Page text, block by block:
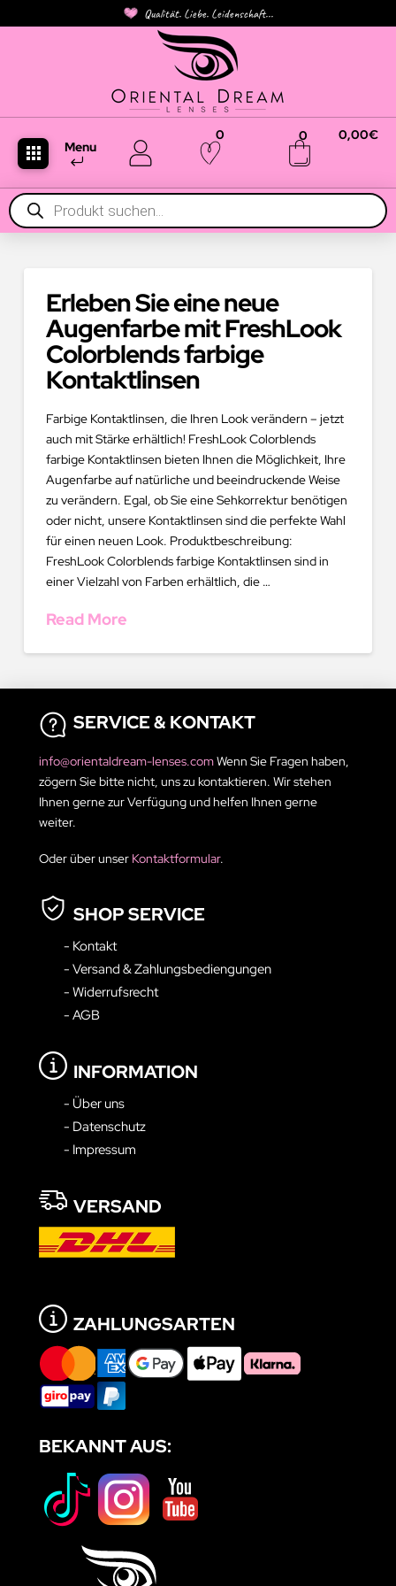
Qualität. Liebe. Leidenschaft...
Menu
0 0 0,00€
Products
search
Erleben Sie eine neue
Augenfarbe mit FreshLook
Colorblends farbige
Kontaktlinsen
Farbige Kontaktlinsen, die Ihren Look verändern – jetzt
auch mit Stärke erhältlich! FreshLook Colorblends
farbige Kontaktlinsen bieten Ihnen die Möglichkeit, Ihre
Augenfarbe auf natürliche und beeindruckende Weise
zu verändern. Egal, ob Sie eine Sehkorrektur benötigen
oder nicht, unsere Kontaktlinsen sind die perfekte Wahl
für einen neuen Look. Produktbeschreibung:
FreshLook Colorblends farbige Kontaktlinsen sind in
einer Vielzahl von Farben erhältlich, die …
Read More
SERVICE & KONTAKT
info@orientaldream-lenses.comWenn Sie Fragen haben,
zögern Sie bitte nicht, uns zu kontaktieren. Wir stehen
Ihnen gerne zur Verfügung und helfen Ihnen gerne
weiter.
Oder über unser Kontaktformular.
SHOP SERVICE
- Kontakt
- Versand & Zahlungsbediengungen
- Widerrufsrecht
- AGB
INFORMATION
- Über uns
- Datenschutz
- Impressum
VERSAND
ZAHLUNGSARTEN
BEKANNT AUS: